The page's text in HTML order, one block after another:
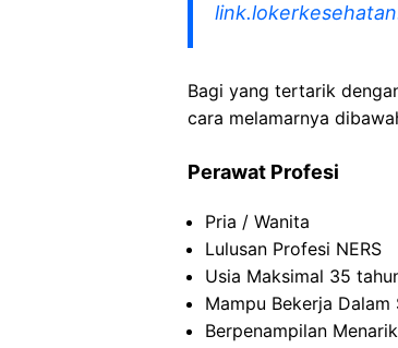
Bagi yang tertarik
cara melamarnya
Perawat Profesi
Pria / Wanita
Lulusan Profesi NERS
Usia Maksimal 35
Mampu Bekerja
Berpenampilan Menarik